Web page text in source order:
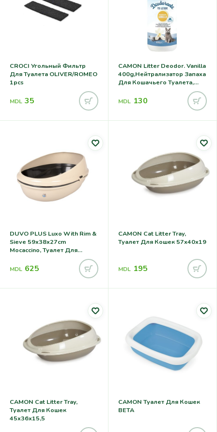
CROCI Угольный Фильтр
Для Туалета OLIVER/ROMEO
1pcs
MDL 35
CAMON Litter Deodor. Vanilla
400g,нейтрализатор Запаха
Для Кошачьего Туалета,
MDL 130
DUVO PLUS Luxo With Rim &
Sieve 59x38x27cm
Mocaccino, Туалет Для
MDL 625
CAMON Cat Litter Tray,
Туалет Для Кошек 57x40x19
MDL 195
CAMON Cat Litter Tray,
Туалет Для Кошек
45x36x15,5
CAMON Туалет Для Кошек
BETA